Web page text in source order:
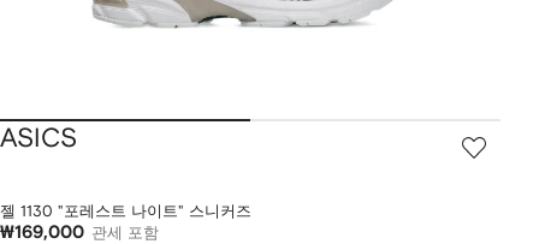
ASICS
젤 1130 "포레스트 나이트" 스니커즈
₩169,000 관세 포함